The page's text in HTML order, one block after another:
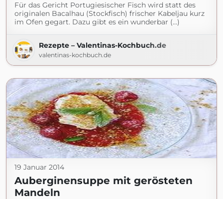
Für das Gericht Portugiesischer Fisch wird statt des
originalen Bacalhau (Stockfisch) frischer Kabeljau kurz
im Ofen gegart. Dazu gibt es ein wunderbar (...)
Rezepte – Valentinas-Kochbuch.de
valentinas-kochbuch.de
19 Januar 2014
Auberginensuppe mit gerösteten
Mandeln